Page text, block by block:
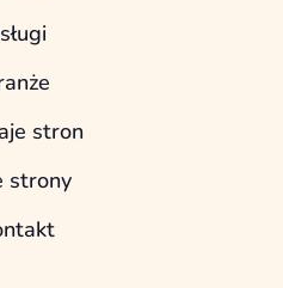
stron
strony